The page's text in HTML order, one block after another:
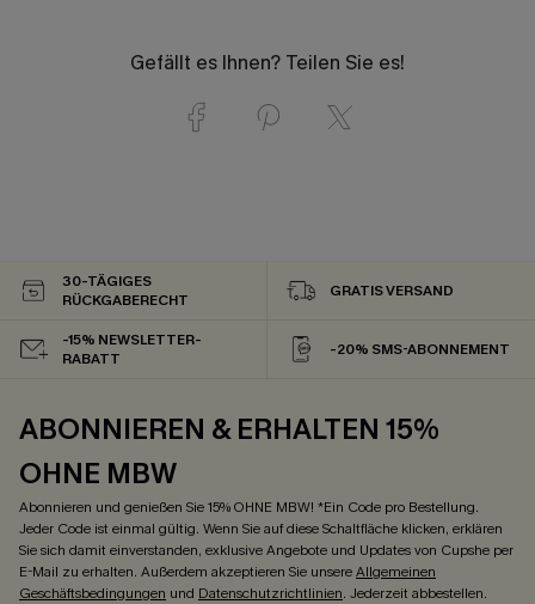
Gefällt es Ihnen? Teilen Sie es!
30-TÄGIGES
RÜCKGABERECHT
GRATIS VERSAND
-15% NEWSLETTER-
RABATT
-20% SMS-ABONNEMENT
ABONNIEREN & ERHALTEN 15%
OHNE MBW
Abonnieren und genießen Sie 15% OHNE MBW! *Ein Code pro Bestellung.
Jeder Code ist einmal gültig. Wenn Sie auf diese Schaltfläche klicken, erklären
Sie sich damit einverstanden, exklusive Angebote und Updates von Cupshe per
E-Mail zu erhalten. Außerdem akzeptieren Sie unsereAllgemeinen
Geschäftsbedingungen und Datenschutzrichtlinien. Jederzeit abbestellen.